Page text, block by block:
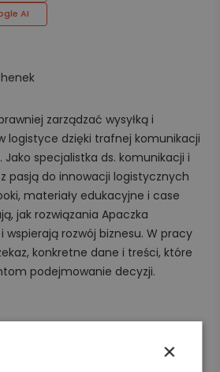
AI
zarządzać wysyłką i
logistyce dzięki trafnej komunikacji
specjalistka ds. komunikacji i
pasją do innowacji logistycznych
materiały edukacyjne i case
jak rozwiązania Apaczka
wspierają rozwój biznesu. W pracy
konkretne dane i treści, które
podejmowanie decyzji.
×